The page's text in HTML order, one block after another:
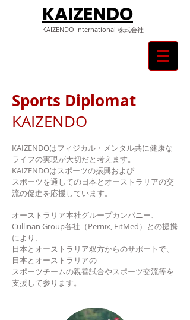
KAIZENDO
KAIZENDO ​International 株式会社
Sports Diplomat
KAIZENDO
KAIZENDOはフィジカル・メンタル共に健康な
ライフの実現が大切だと考えます。
KAIZENDOはスポーツの振興および
スポーツを通しての日本とオーストラリアの交
流の促進を応援しています。
​オーストラリア本社グループカンパニー、
Cullinan Group各社（Pernix, FitMed）との提携
により、
日本とオーストラリア双方からのサポートで、
日本とオーストラリアの
スポーツチームの親善試合やスポーツ交流等を
支援して参ります。